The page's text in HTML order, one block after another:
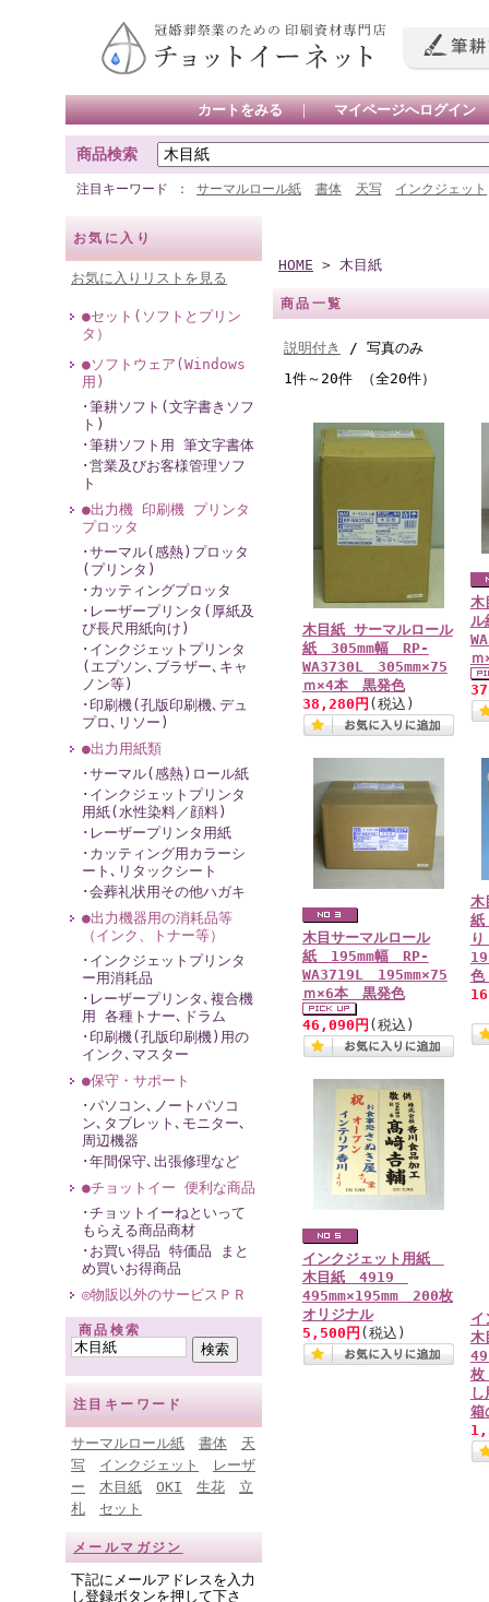
カートをみる ｜ マイページへログイン
商品検索
注目キーワード サーマルロール紙 書体 天写 インクジェット
お気に入り
お気に入りリストを見る
●セット(ソフトとプリン
タ）
●ソフトウェア(Windows
用)
･筆耕ソフト(文字書きソフ
ト)
･筆耕ソフト用 筆文字書体
･営業及びお客様管理ソフ
ト
●出力機 印刷機 プリンタ
プロッタ
･サーマル(感熱)プロッタ
(プリンタ)
･カッティングプロッタ
･レーザープリンタ(厚紙及
び長尺用紙向け)
･インクジェットプリンタ
(エプソン､ブラザー､キャ
ノン等)
･印刷機(孔版印刷機､デュ
プロ､リソー)
●出力用紙類
･サーマル(感熱)ロール紙
･インクジェットプリンタ
用紙(水性染料／顔料)
･レーザープリンタ用紙
･カッティング用カラーシ
ート､リタックシート
･会葬礼状用その他ハガキ
●出力機器用の消耗品等
（インク、トナー等）
･インクジェットプリンタ
ー用消耗品
･レーザープリンタ､複合機
用 各種トナー､ドラム
･印刷機(孔版印刷機)用の
インク､マスター
●保守・サポート
･パソコン､ノートパソコ
ン､タブレット､モニター､
周辺機器
･年間保守､出張修理など
●チョットイー 便利な商品
･チョットイーねといって
もらえる商品商材
･お買い得品 特価品 まと
め買いお得商品
◎物販以外のサービスＰＲ
商品検索
注目キーワード
サーマルロール紙 書体
天
写
インクジェット
レーザ
ー
木目紙 OKI 生花
立
札
セット
メールマガジン
下記にメールアドレスを入力
し登録ボタンを押して下さ
HOME > 木目紙
商品一覧
説明付き
/ 写真のみ
1件～20件 （全20件）
木目紙 サーマルロール
紙 305mm幅 RP-
WA3730L 305mm×75
ｍ×4本 黒発色
38,280円 (税込)
木
木目サーマルロール
紙 195mm幅 RP-
WA3719L 195mm×75
ｍ×6本 黒発色
46,090円 (税込)
木
色
インクジェット用紙
木目紙 4919
495mm×195mm 200枚
オリジナル
5,500円 (税込)
イ
箱